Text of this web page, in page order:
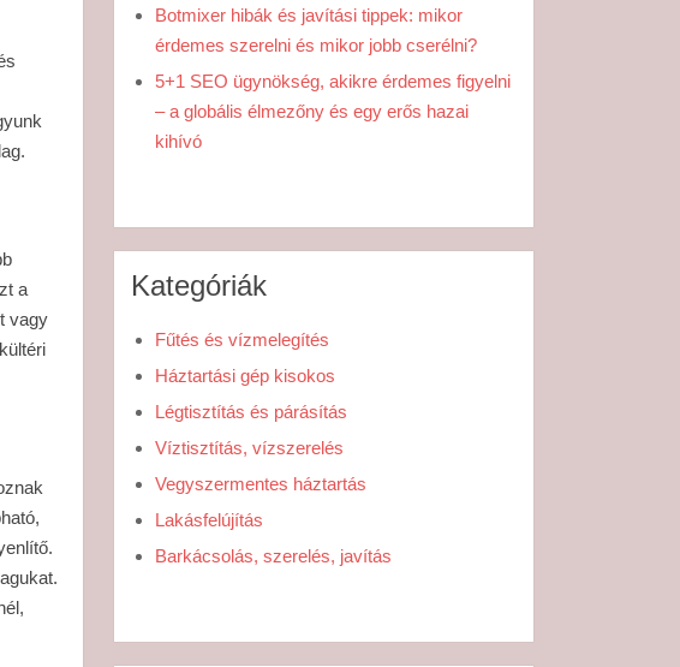
a
vagy
Botmixer hibák és javítási tippek: mikor
érdemes szerelni és mikor jobb cserélni?
5+1 SEO ügynökség, akikre érdemes figyelni
– a globális élmezőny és egy erős hazai
kihívó
Kategóriák
Fűtés és vízmelegítés
Háztartási gép kisokos
Légtisztítás és párásítás
Víztisztítás, vízszerelés
Vegyszermentes háztartás
Lakásfelújítás
Barkácsolás, szerelés, javítás